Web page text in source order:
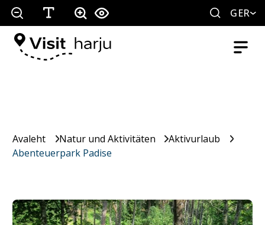
GER
Avaleht Natur und Aktivitäten
Aktivurlaub
Abenteuerpark Padise